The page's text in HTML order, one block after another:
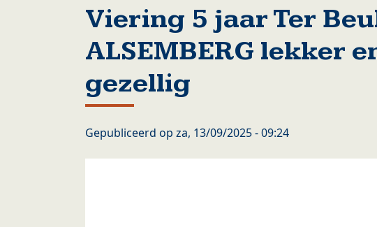
Viering 5 jaar Ter
ALSEMBERG lekker
gezellig
Gepubliceerd op za, 13/09/2025 - 09:24